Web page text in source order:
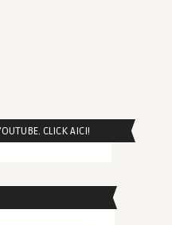
CLICK AICI!